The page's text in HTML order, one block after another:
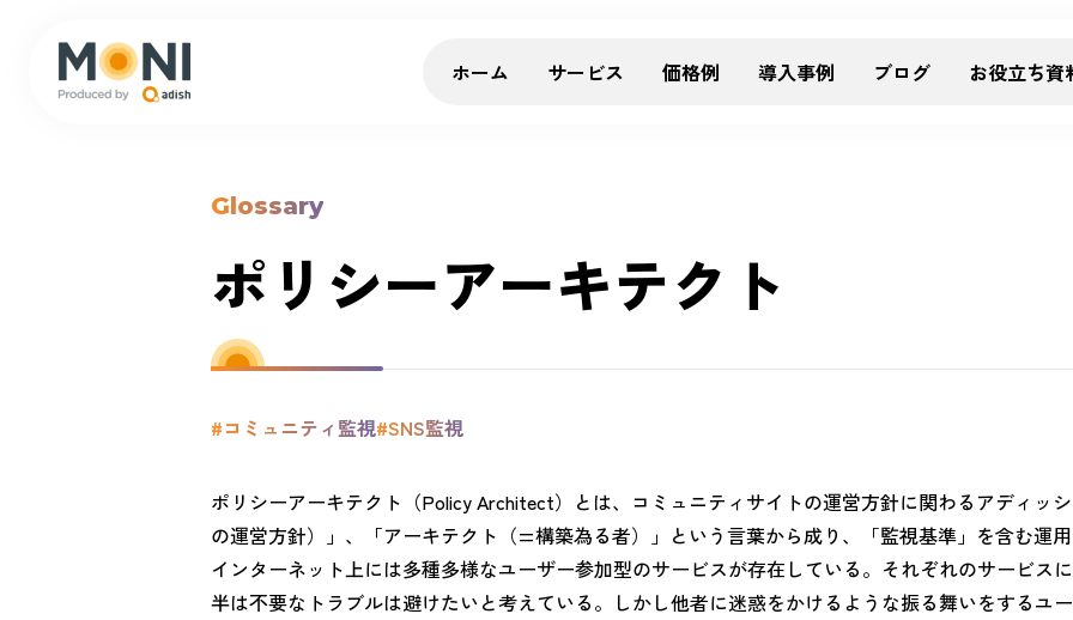
ホーム サービス 価格例 導入事例 ブログ お役立ち資
Glossary
ポリシーアーキテクト
#コミュニティ監視#SNS監視
ポリシーアーキテクト（Policy Architect）とは、コミュニティサイトの運営方針に関わるアディッ
の運営方針）」、「アーキテクト（=構築為る者）」という言葉から成り、「監視基準」を含む運
インターネット上には多種多様なユーザー参加型のサービスが存在している。それぞれのサービス
半は不要なトラブルは避けたいと考えている。しかし他者に迷惑をかけるような振る舞いをするユ